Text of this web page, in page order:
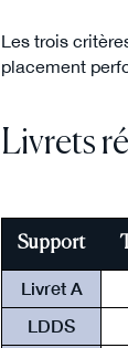
Les trois
placement
Livrets
Support
Livret A
LDDS